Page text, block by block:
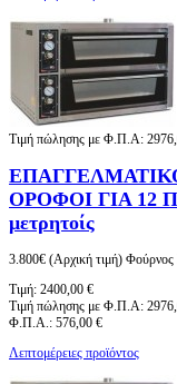
Τιμή πώλησης με Φ.Π.Α:
ΟΡΟΦΟΙ ΓΙΑ 12
μετρητοίς
3.800€ (Αρχική τιμή) Φούρνος
Τιμή: 2400,00 €
Τιμή πώλησης με Φ.Π.Α:
Φ.Π.Α.: 576,00 €
Λεπτομέρειες προϊόντος